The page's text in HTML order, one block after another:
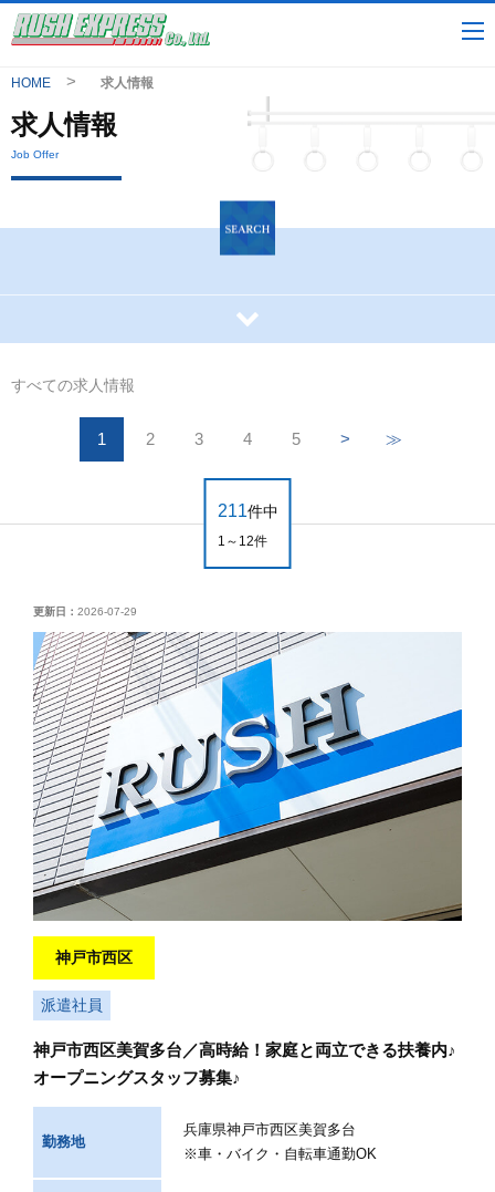
HOME 求人情報
求人情報
Job Offer
すべての求人情報
211件中
1～12件
1 2 3 4 5 > ≫
更新日： 2026-07-29
神戸市西区
派遣社員
神戸市西区美賀多台／高時給！家庭と両立できる扶養内♪
オープニングスタッフ募集♪
勤務地
兵庫県神戸市西区美賀多台
※車・バイク・自転車通勤OK